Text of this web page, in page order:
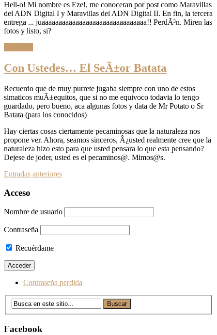
Hell-o! Mi nombre es Eze!, me conoceran por post como Maravillas
del ADN Digital I y Maravillas del ADN Digital II. En fin, la tercera
entrega ... juaaaaaaaaaaaaaaaaaaaaaaaaaaaaaaa!! PerdÃ³n. Miren las
fotos y listo, si?
Con Ustedes… El SeÃ±or Batata
Recuerdo que de muy purrete jugaba siempre con uno de estos
simaticos muÃ±equitos, que si no me equivoco todavia lo tengo
guardado, pero bueno, aca algunas fotos y data de Mr Potato o Sr
Batata (para los conocidos)
Hay ciertas cosas ciertamente pecaminosas que la naturaleza nos
propone ver. Ahora, seamos sinceros, Â¿usted realmente cree que la
naturaleza hizo esto para que usted pensara lo que esta pensando?
Dejese de joder, usted es el pecaminos@. Mimos@s.
Ir
a
entradas
Entradas anteriores
Acceso
Nombre de usuario
Contraseña
Recuérdame
Contraseña perdida
Facebook